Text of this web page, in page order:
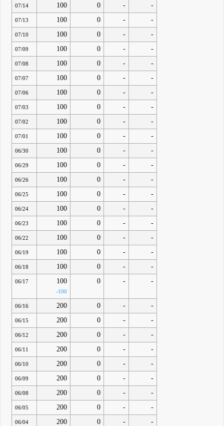
07/14 100 0 - -
07/13 100 0 - -
07/10 100 0 - -
07/09 100 0 - -
07/08 100 0 - -
07/07 100 0 - -
07/06 100 0 - -
07/03 100 0 - -
07/02 100 0 - -
07/01 100 0 - -
06/30 100 0 - -
06/29 100 0 - -
06/26 100 0 - -
06/25 100 0 - -
06/24 100 0 - -
06/23 100 0 - -
06/22 100 0 - -
06/19 100 0 - -
06/18 100 0 - -
06/17 100
-100
0 - -
06/16 200 0 - -
06/15 200 0 - -
06/12 200 0 - -
06/11 200 0 - -
06/10 200 0 - -
06/09 200 0 - -
06/08 200 0 - -
06/05 200 0 - -
06/04 200 0 - -